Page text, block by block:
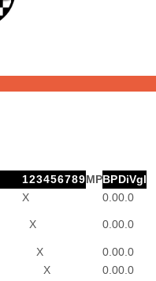
123456789MPBPDiVgl
X 0.00.0
X 0.00.0
X 0.00.0
X 0.00.0